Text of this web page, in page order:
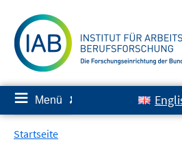
zum
Inhalt
≡ Menü ✘
Startseite